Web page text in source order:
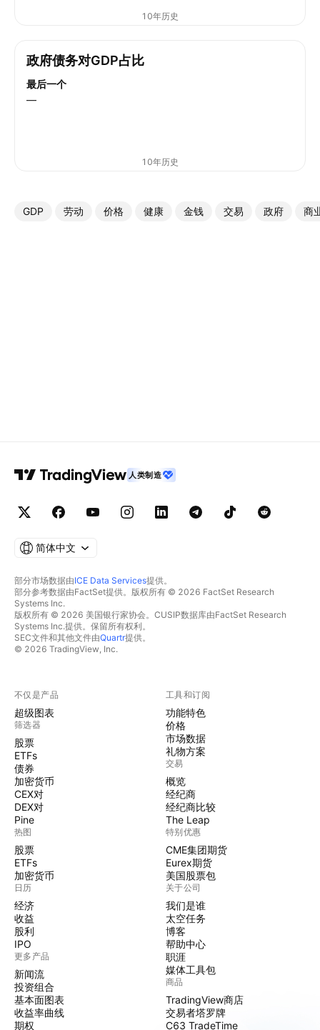
10年历史
政府债务对GDP占比
最后一个
—
10年历史
GDP 劳动 价格 健康 金钱 交易 政府 商
更多
人类制造
简体中文
部分市场数据由ICE Data Services提供。
部分参考数据由FactSet提供。版权所有 © 2026 FactSet Research
Systems Inc.
版权所有 © 2026 美国银行家协会。CUSIP数据库由FactSet Research
Systems Inc.提供。保留所有权利。
SEC文件和其他文件由Quartr提供。
© 2026 TradingView, Inc.
不仅是产品
超级图表
筛选器
股票
ETFs
债券
加密货币
CEX对
DEX对
Pine
热图
股票
ETFs
加密货币
日历
经济
收益
股利
IPO
更多产品
新闻流
投资组合
基本面图表
收益率曲线
期权
工具和订阅
功能特色
价格
市场数据
礼物方案
交易
概览
经纪商
经纪商比较
The Leap
特别优惠
CME集团期货
Eurex期货
美国股票包
关于公司
我们是谁
太空任务
博客
帮助中心
职涯
媒体工具包
商品
TradingView商店
交易者塔罗牌
C63 TradeTime